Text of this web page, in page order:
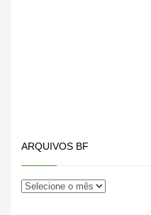
ARQUIVOS BF